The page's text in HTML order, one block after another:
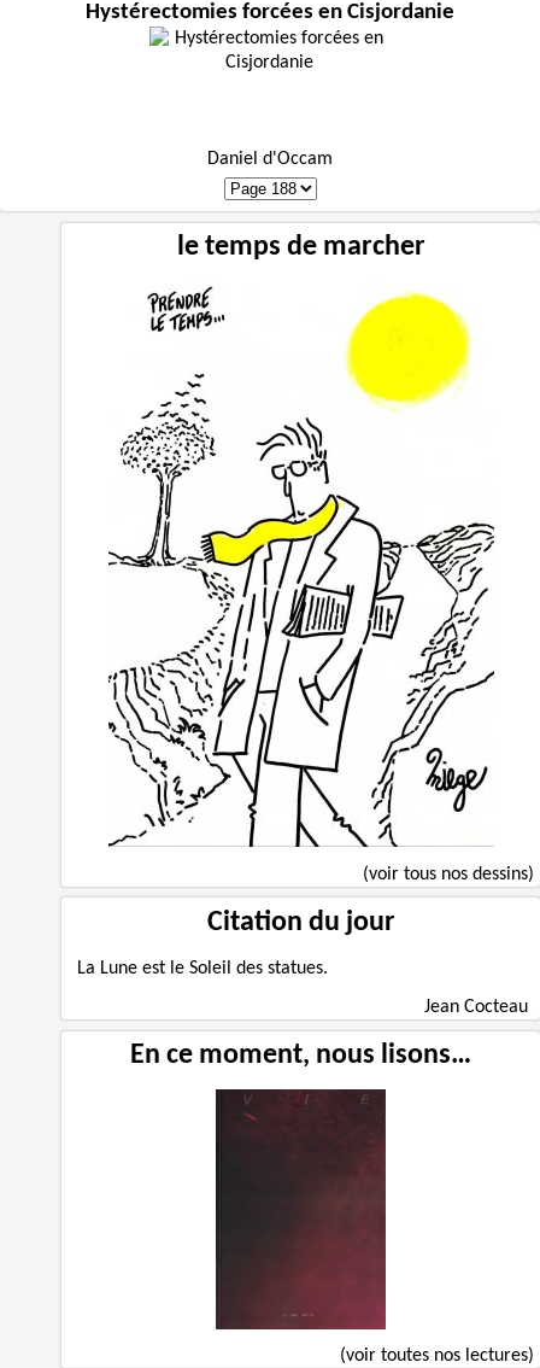
Hystérectomies forcées en Cisjordanie
Daniel d'Occam
le temps de marcher
(voir tous nos dessins)
Citation du jour
La Lune est le Soleil des statues.
Jean Cocteau
En ce moment, nous lisons…
(voir toutes nos lectures)